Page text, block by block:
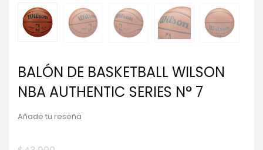
BALÓN DE BASKETBALL WILSON
NBA AUTHENTIC SERIES N° 7
Añade tu reseña